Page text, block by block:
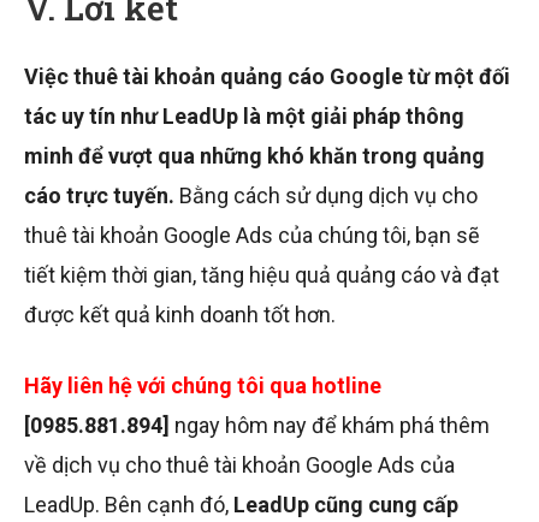
Việc thuê tài khoản quảng cáo Google từ một đối
tác uy tín như LeadUp là một giải pháp thông
minh để vượt qua những khó khăn trong quảng
cáo trực tuyến. Bằng cách sử dụng dịch vụ cho
thuê tài khoản Google Ads của chúng tôi, bạn sẽ
tiết kiệm thời gian, tăng hiệu quả quảng cáo và đạt
được kết quả kinh doanh tốt hơn.
Hãy liên hệ với chúng tôi qua hotline
[0985.881.894] ngay hôm nay để khám phá thêm
về dịch vụ cho thuê tài khoản Google Ads của
LeadUp. Bên cạnh đó, LeadUp cũng cung cấp